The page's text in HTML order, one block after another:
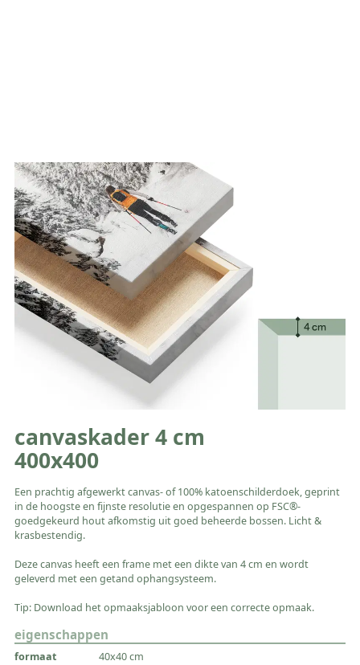
canvaskader 4 cm
400x400
Een prachtig afgewerkt canvas- of 100% katoenschilderdoek, geprint
in de hoogste en fijnste resolutie en opgespannen op FSC®-
goedgekeurd hout afkomstig uit goed beheerde bossen. Licht &
krasbestendig.
Deze canvas heeft een frame met een dikte van 4 cm en wordt
geleverd met een getand ophangsysteem.
Tip: Download het opmaaksjabloon voor een correcte opmaak.
eigenschappen
40x40 cm